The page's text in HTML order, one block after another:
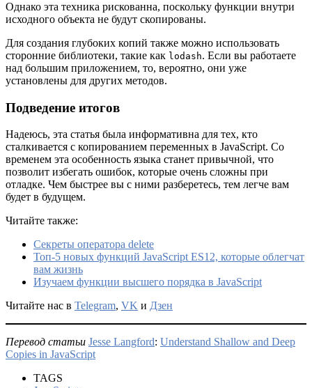
Однако эта техника рискованна, поскольку функции внутри
исходного объекта не будут скопированы.
Для создания глубоких копий также можно использовать
сторонние библиотеки, такие как lodash. Если вы работаете
над большим приложением, то, вероятно, они уже
установлены для других методов.
Подведение итогов
Надеюсь, эта статья была информативна для тех, кто
сталкивается с копированием переменных в JavaScript. Со
временем эта особенность языка станет привычной, что
позволит избегать ошибок, которые очень сложны при
отладке. Чем быстрее вы с ними разберетесь, тем легче вам
будет в будущем.
Читайте также:
Секреты оператора delete
Топ-5 новых функций JavaScript ES12, которые облегчат
вам жизнь
Изучаем функции высшего порядка в JavaScript
Читайте нас в Telegram, VK и Дзен
Перевод статьи Jesse Langford: Understand Shallow and Deep
Copies in JavaScript
TAGS